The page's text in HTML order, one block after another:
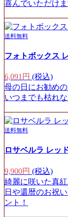
喜んでいただけま
送料無料
フォトボックス
6,091円 (税込)
母の日にお勧め
いつまでも枯れ
送料無料
ロサベルラ レッ
9,900円 (税込)
綺麗に咲いた真
日や還暦のお祝
ント！